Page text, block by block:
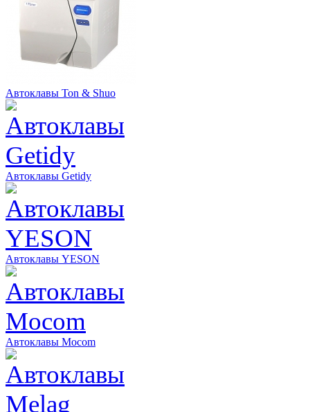
Автоклавы Ton & Shuo
Автоклавы Getidy
Автоклавы YESON
Автоклавы Mocom